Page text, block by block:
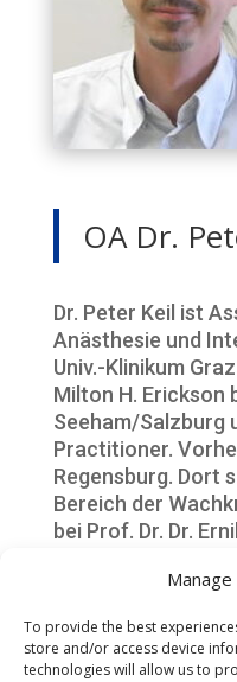
To provide the best
store and/or access device
technologies will allow us to
OA Dr.
Dr. Peter Keil ist
Anästhesie und
Univ.-Klinikum
Milton H. Erickson
Seeham/Salzburg
Practitioner.
Regensburg. Dort
Bereich der
bei Prof. Dr. Dr.
verantwortlich.
„Ärztliche